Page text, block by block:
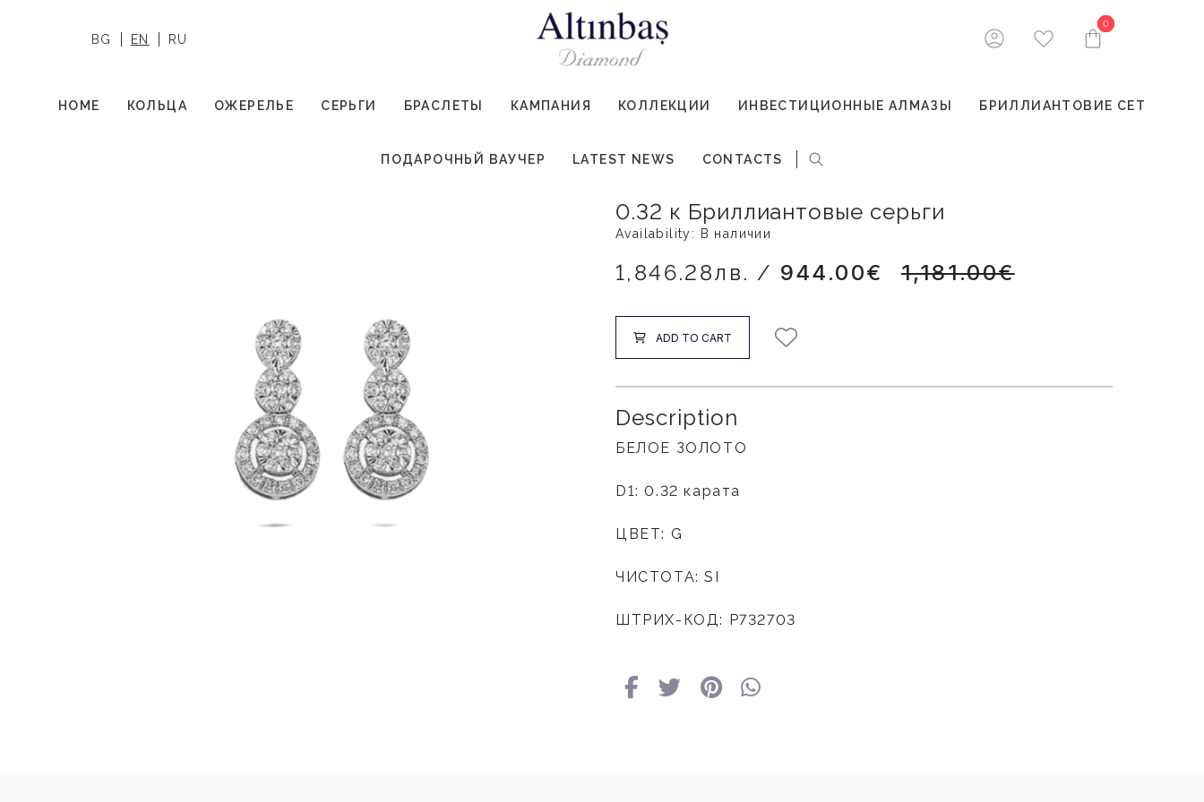
BG EN RU
0
0
HOME КОЛЬЦА ОЖЕРЕЛЬЕ СЕРЬГИ БРАСЛЕТЫ КАМПАНИЯ КОЛЛЕКЦИИ ИНВЕСТИЦИОННЫЕ АЛМАЗЫ БРИЛЛИАНТОВИЕ СЕТ
ПОДАРОЧНЬЙ ВАУЧЕР LATEST NEWS CONTACTS
0.32 к Бриллиантовые серьги
Availability: В наличии
1,846.28лв. / 944.00€ 1,181.00€
ADD TO CART
Description
БЕЛОЕ ЗОЛОТО
D1: 0.32 карата
ЦВЕТ: G
ЧИСТОТА: SI
ШТРИХ-КОД: P732703